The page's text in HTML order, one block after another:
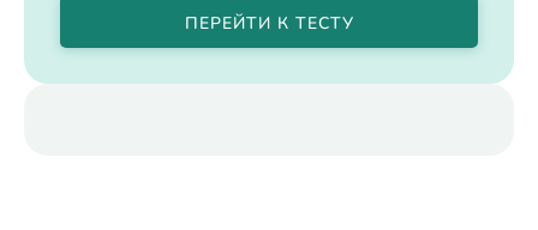
ПЕРЕЙТИ К ТЕСТУ